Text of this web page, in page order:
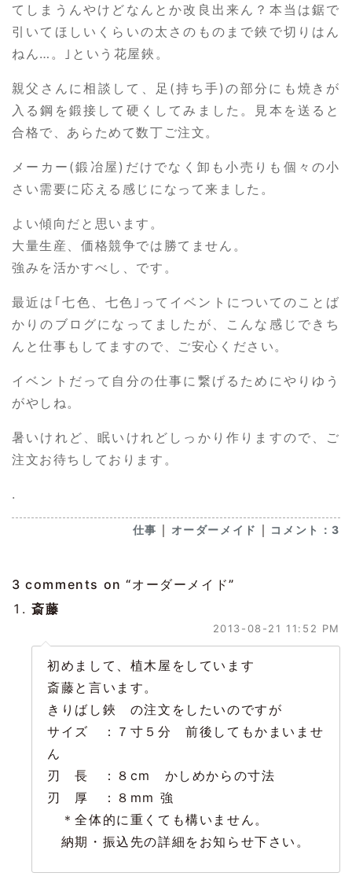
てしまうんやけどなんとか改良出来ん？本当は鋸で
引いてほしいくらいの太さのものまで鋏で切りはん
ねん…。｣という花屋鋏。
親父さんに相談して、足(持ち手)の部分にも焼きが
入る鋼を鍛接して硬くしてみました。見本を送ると
合格で、あらためて数丁ご注文。
メーカー(鍛冶屋)だけでなく卸も小売りも個々の小
さい需要に応える感じになって来ました。
よい傾向だと思います。
大量生産、価格競争では勝てません。
強みを活かすべし、です。
最近は｢七色、七色｣ってイベントについてのことば
かりのブログになってましたが、こんな感じできち
んと仕事もしてますので、ご安心ください。
イベントだって自分の仕事に繋げるためにやりゆう
がやしね。
暑いけれど、眠いけれどしっかり作りますので、ご
注文お待ちしております。
.
仕事 ｜ オーダーメイド ｜ コメント：3
3 comments on “オーダーメイド”
斎藤
2013-08-21 11:52 PM
初めまして、植木屋をしています
斎藤と言います。
きりばし鋏 の注文をしたいのですが
サイズ ：７寸５分 前後してもかまいませ
ん
刃 長 ：８cm かしめからの寸法
刃 厚 ：８mm 強
＊全体的に重くても構いません。
納期・振込先の詳細をお知らせ下さい。